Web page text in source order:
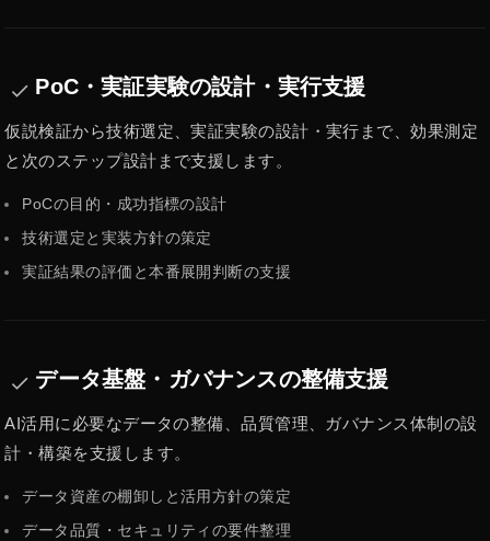
done PoC・実証実験の設計・実行支援
仮説検証から技術選定、実証実験の設計・実行まで、効果測定
と次のステップ設計まで支援します。
PoCの目的・成功指標の設計
技術選定と実装方針の策定
実証結果の評価と本番展開判断の支援
done データ基盤・ガバナンスの整備支援
AI活用に必要なデータの整備、品質管理、ガバナンス体制の設
計・構築を支援します。
データ資産の棚卸しと活用方針の策定
データ品質・セキュリティの要件整理